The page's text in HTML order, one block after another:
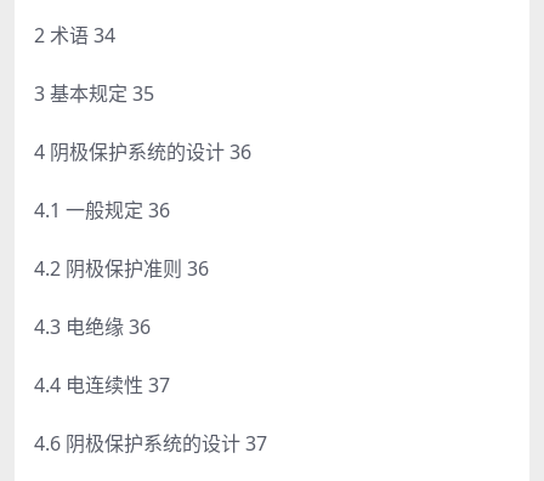
2 术语 34
3 基本规定 35
4 阴极保护系统的设计 36
4.1 一般规定 36
4.2 阴极保护准则 36
4.3 电绝缘 36
4.4 电连续性 37
4.6 阴极保护系统的设计 37